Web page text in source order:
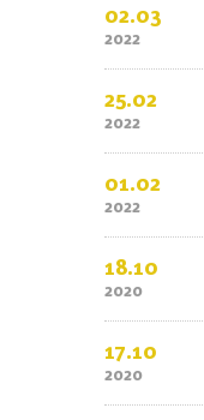
02.03
2022
25.02
2022
01.02
2022
18.10
2020
17.10
2020